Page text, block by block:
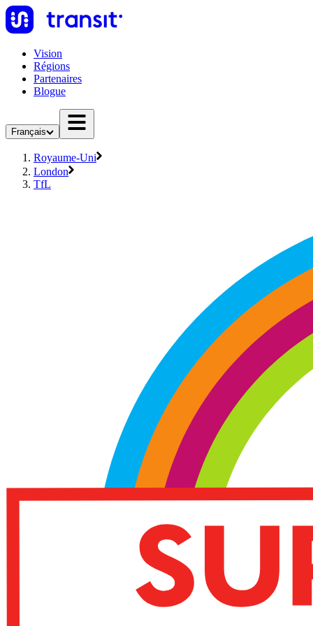
Vision
Régions
Partenaires
Blogue
Français
Royaume-Uni
London
TfL